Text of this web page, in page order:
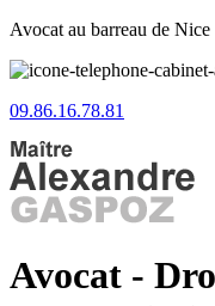
Avocat au barreau de Nice
09.86.16.78.81
Avocat -